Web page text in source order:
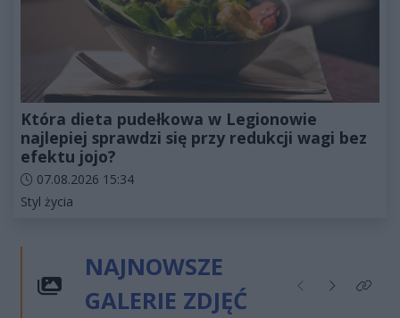
Która dieta pudełkowa w Legionowie
najlepiej sprawdzi się przy redukcji wagi bez
efektu jojo?
Data dodania artykułu:
07.08.2026 15:34
Kategorie artykułu:
Styl życia
NAJNOWSZE
GALERIE ZDJĘĆ
Poprzednie
NastępneKliknij